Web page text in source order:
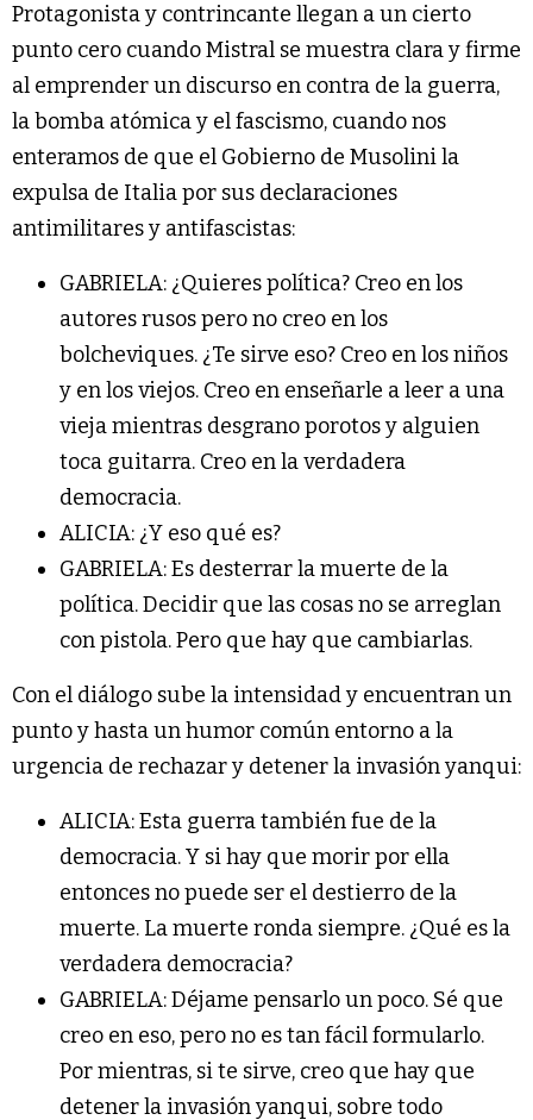
Protagonista y contrincante llegan a un cierto
punto cero cuando Mistral se muestra clara y firme
al emprender un discurso en contra de la guerra,
la bomba atómica y el fascismo, cuando nos
enteramos de que el Gobierno de Musolini la
expulsa de Italia por sus declaraciones
antimilitares y antifascistas:
GABRIELA: ¿Quieres política? Creo en los
autores rusos pero no creo en los
bolcheviques. ¿Te sirve eso? Creo en los niños
y en los viejos. Creo en enseñarle a leer a una
vieja mientras desgrano porotos y alguien
toca guitarra. Creo en la verdadera
democracia.
ALICIA: ¿Y eso qué es?
GABRIELA: Es desterrar la muerte de la
política. Decidir que las cosas no se arreglan
con pistola. Pero que hay que cambiarlas.
Con el diálogo sube la intensidad y encuentran un
punto y hasta un humor común entorno a la
urgencia de rechazar y detener la invasión yanqui:
ALICIA: Esta guerra también fue de la
democracia. Y si hay que morir por ella
entonces no puede ser el destierro de la
muerte. La muerte ronda siempre. ¿Qué es la
verdadera democracia?
GABRIELA: Déjame pensarlo un poco. Sé que
creo en eso, pero no es tan fácil formularlo.
Por mientras, si te sirve, creo que hay que
detener la invasión yanqui, sobre todo